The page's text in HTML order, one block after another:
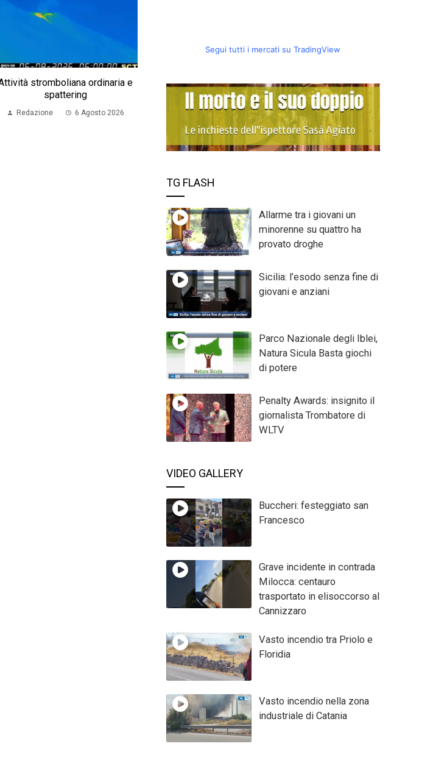
stromboliana ordinaria e
spattering
Redazione 6 Agosto 2026
Segui tutti i mercati su TradingView
TG FLASH
Allarme tra i giovani un
minorenne su quattro ha
provato droghe
Sicilia: l’esodo senza fine di
giovani e anziani
Parco Nazionale degli Iblei,
Natura Sicula Basta giochi
di potere
Penalty Awards: insignito il
giornalista Trombatore di
WLTV
VIDEO GALLERY
Buccheri: festeggiato san
Francesco
Grave incidente in contrada
Milocca: centauro
trasportato in elisoccorso al
Cannizzaro
Vasto incendio tra Priolo e
Floridia
Vasto incendio nella zona
industriale di Catania